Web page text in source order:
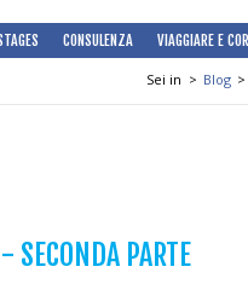
CONSULENZA VIAGGIARE E
Sei in > Blog >
SECONDA PARTE